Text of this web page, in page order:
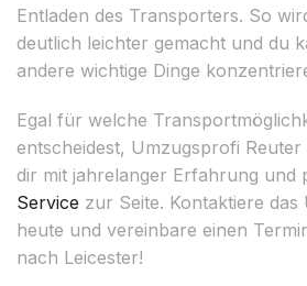
Entladen des Transporters. So
deutlich leichter gemacht und du
andere wichtige Dinge
Egal für welche
entscheidest, Umzugsprofi
dir mit jahrelanger Erfahrung und
Service zur Seite. Kontaktiere
heute und vereinbare einen
nach Leicester!